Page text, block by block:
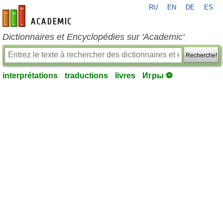
fr-academic.com
RU EN DE ES
Dictionnaires et Encyclopédies sur 'Academic'
Recherche!
interprétations traductions livres Игры ⚽